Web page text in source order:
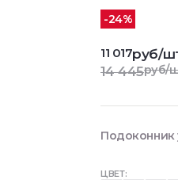
ЦВЕТ:
-24%
11 017руб/
14 445руб/
Подоконник